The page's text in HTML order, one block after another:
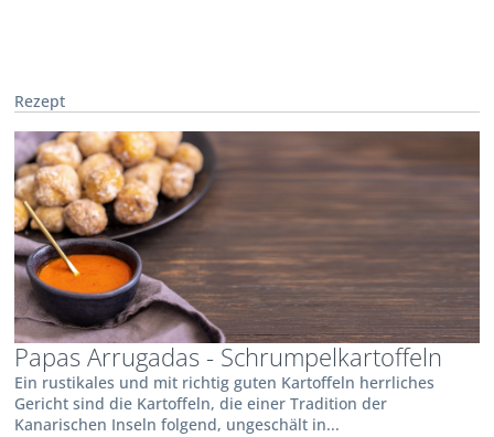
Rezept
Papas Arrugadas - Schrumpelkartoffeln
Ein rustikales und mit richtig guten Kartoffeln herrliches
Gericht sind die Kartoffeln, die einer Tradition der
Kanarischen Inseln folgend, ungeschält in...